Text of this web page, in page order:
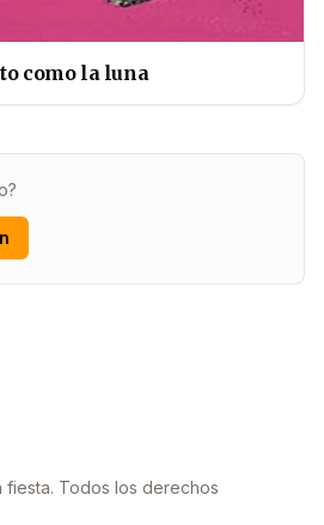
como la luna
Todos los derechos